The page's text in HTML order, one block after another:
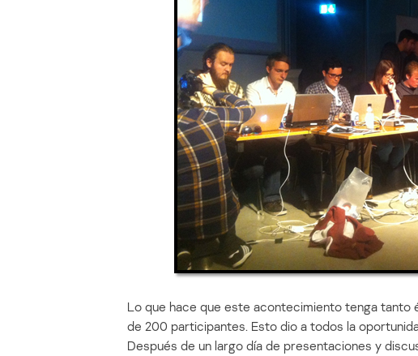
Lo que hace que este acontecimiento tenga tanto
de 200 participantes. Esto dio a todos la
Después de un largo día de presentaciones y